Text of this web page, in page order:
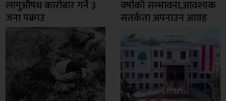
लागुऔषध कारोबार गर्ने ३
जना पक्राउ
वर्षाको सम्भावना,आवश्यक
सतर्कता अपनाउन आग्रह